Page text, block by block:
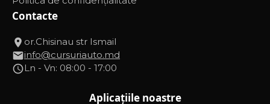
Contacte
or.Chisinau str Ismail
info@cursuriauto.md
Ln - Vn: 08:00 - 17:00
Aplicațiile noastre